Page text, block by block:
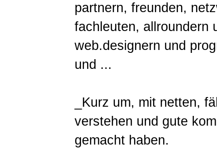
partnern, freunden,
fachleuten, allroundern
web.designern und
und ...
_Kurz um, mit netten,
verstehen und gute
gemacht haben.